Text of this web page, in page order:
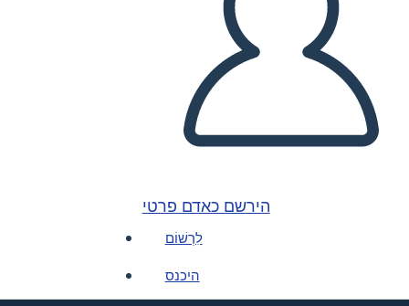
הירשם כאדם פרטי
לִרְשׁוֹם
היכנס